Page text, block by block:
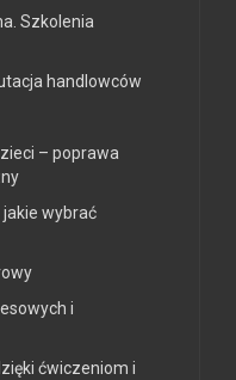
Szkolenia
handlowców
– poprawa
wybrać
i
ćwiczeniom i